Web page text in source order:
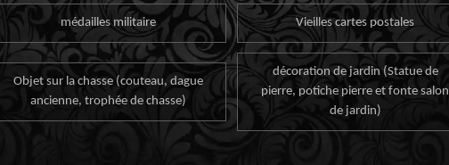
médailles militaire Vieilles cartes postales
Objet sur la chasse (couteau, dague
ancienne, trophée de chasse)
décoration de jardin (Statue de
pierre, potiche pierre et fonte salon
de jardin)